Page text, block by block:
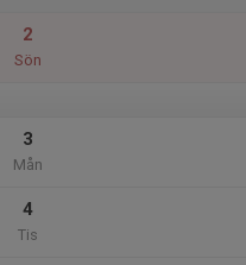
2
Sön
3
Mån
4
Tis